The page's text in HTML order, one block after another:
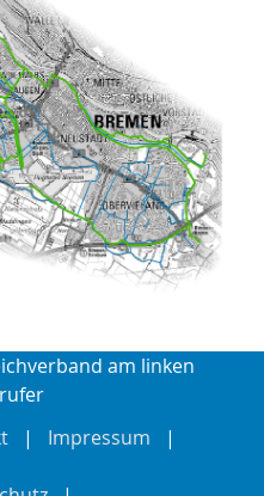
am linken
Impressum